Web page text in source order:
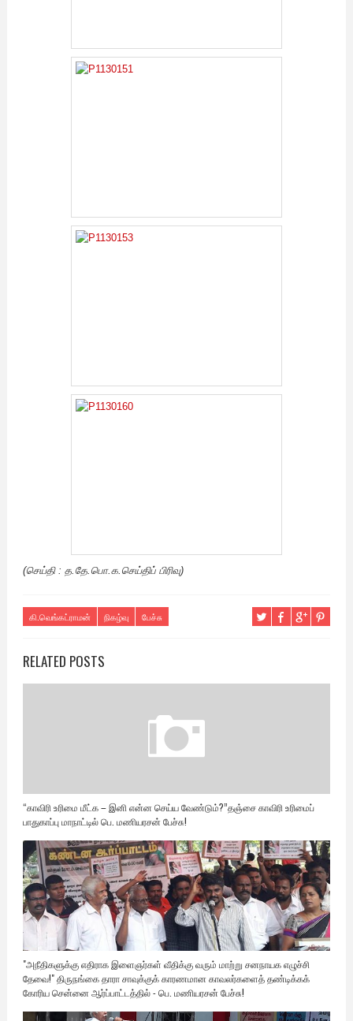
(செய்தி : த.தே.பொ.க.செய்திப் பிரிவு)
கி.வெங்கட்ராமன் நிகழ்வு பேச்சு
RELATED POSTS
“காவிரி உரிமை மீட்க – இனி என்ன செய்ய வேண்டும்?”தஞ்சை காவிரி உரிமைப்
பாதுகாப்பு மாநாட்டில் பெ. மணியரசன் பேச்சு!
"அநீதிகளுக்கு எதிராக இளைஞர்கள் வீதிக்கு வரும் மாற்று சனநாயக எழுச்சி
தேவை!" திருநங்கை தாரா சாவுக்குக் காரணமான காவலர்களைத் தண்டிக்கக்
கோரிய சென்னை ஆர்ப்பாட்டத்தில் - பெ. மணியரசன் பேச்சு!